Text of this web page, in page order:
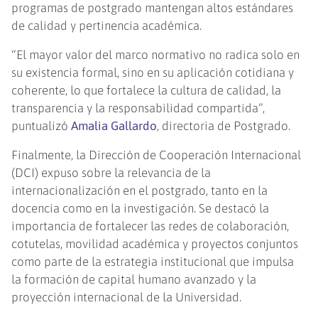
programas de postgrado mantengan altos estándares
de calidad y pertinencia académica.
“El mayor valor del marco normativo no radica solo en
su existencia formal, sino en su aplicación cotidiana y
coherente, lo que fortalece la cultura de calidad, la
transparencia y la responsabilidad compartida”,
puntualizóAmalia Gallardo, directoria de Postgrado.
Finalmente, la Dirección de Cooperación Internacional
(DCI) expuso sobre la relevancia de la
internacionalización en el postgrado, tanto en la
docencia como en la investigación. Se destacó la
importancia de fortalecer las redes de colaboración,
cotutelas, movilidad académica y proyectos conjuntos
como parte de la estrategia institucional que impulsa
la formación de capital humano avanzado y la
proyección internacional de la Universidad.